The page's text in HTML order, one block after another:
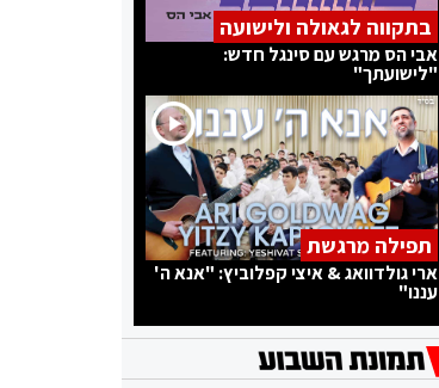
בתקווה לגאולה ולישועה
אבי הס מרגש עם סינגל חדש:
"לישועתך"
תפילה מרגשת
ארי גולדוואג & איצי קפלוביץ: "אנא ה'
עננו"